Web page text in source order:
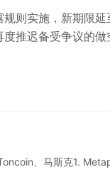
规则实施，新期限
度推迟备受争议的
、马斯克1.